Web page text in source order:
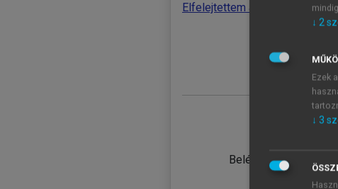
Elfelejtettem a jelszavamat
Belépés intézményi
↓ 2
Ezek
↓ 3